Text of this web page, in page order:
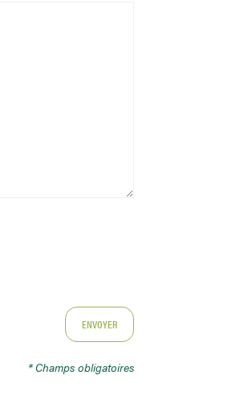
* Champs obligatoires